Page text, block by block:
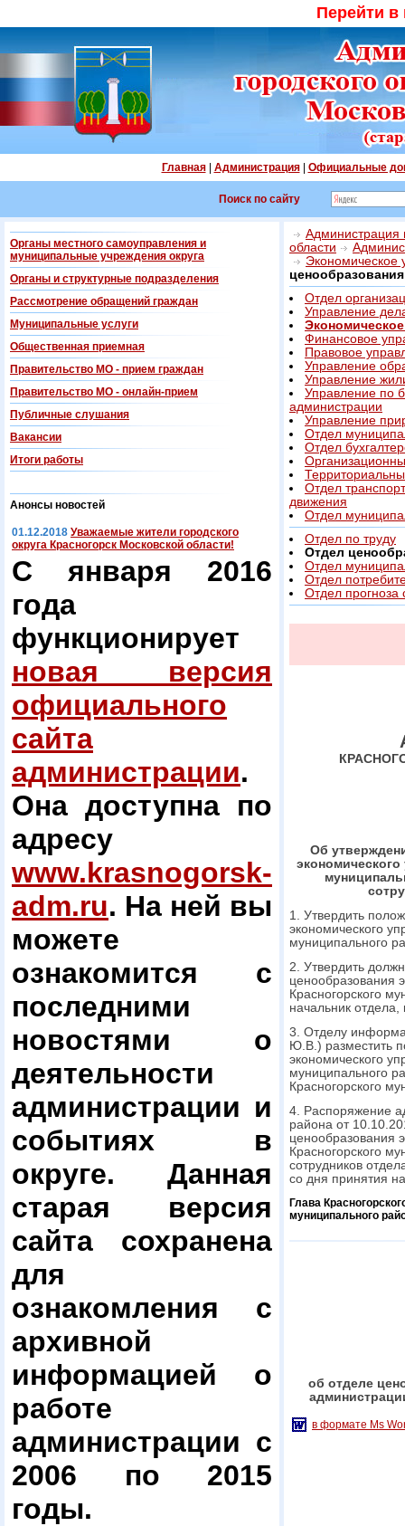
Перейти
Главная| Администрация| Официальные
Поиск по сайту
Органы местного самоуправления и
муниципальные учреждения округа
Органы и структурные подразделения
Рассмотрение обращений граждан
Муниципальные услуги
Общественная приемная
Правительство МО - прием граждан
Правительство МО - онлайн-прием
Публичные слушания
Вакансии
Итоги работы
Анонсы новостей
01.12.2018 Уважаемые жители городского
округа Красногорск Московской области!
С января 2016
года
функционирует
новая версия
официального
сайта
администрации.
Она доступна по
адресу
www.krasnogorsk-
adm.ru. На ней вы
можете
ознакомится с
последними
новостями о
деятельности
администрации и
событиях в
округе. Данная
старая версия
сайта сохранена
для
ознакомления с
архивной
информацией о
работе
администрации с
2006 по 2015
годы.
Администрация
области
Экономическое
ценообразования
Отдел
Управление
Финансовое
Правовое
Управление
Управление
Управление по
администрации
Управление
Отдел
Отдел
Отдел
движения
Отдел
Отдел по труду
Отдел
Oтдел
Отдел
Отдел прогноза
Об
1. Утвердить
экономического
муниципального
2. Утвердить
ценообразования
Красногорского
начальник отдела,
3. Отделу
Ю.В.) разместить
экономического
муниципального
Красногорского
4. Распоряжение
района от
ценообразования
Красногорского
сотрудников
со дня принятия
Глава
муниципального
об отделе
в формате Ms